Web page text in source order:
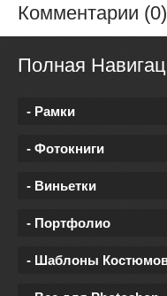
Комментарии (0)
Полная
- Рамки
- Фотокниги
- Виньетки
- Портфолио
- Шаблоны